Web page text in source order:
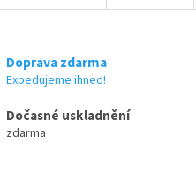
Doprava zdarma
Expedujeme ihned!
Dočasné uskladnění
zdarma